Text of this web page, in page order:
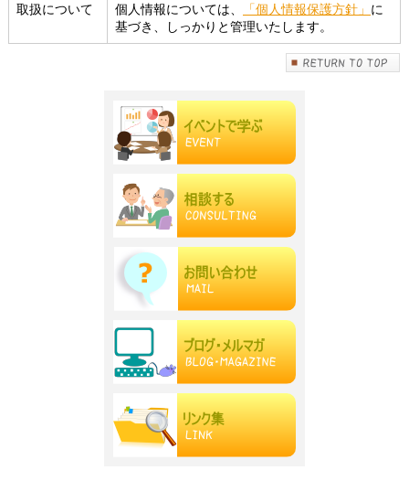
取扱について
個人情報については、
「個人情報保護方針」 に
基づき、しっかりと管理いたします。